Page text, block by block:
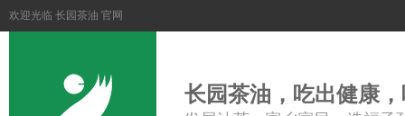
欢迎光临 长园茶油 官网
长园茶油，吃出健康